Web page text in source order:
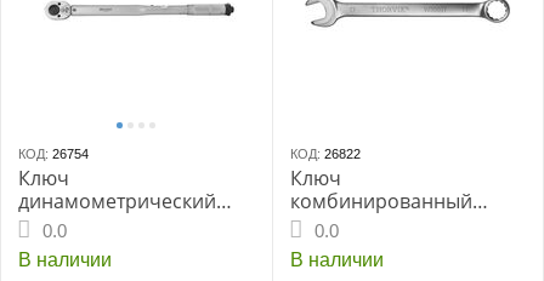
КОД: 26754
Ключ
динамометрический
THORVIK 1/2"DR, 28-210
Нм (TW122821)
0.0
В наличии
КОД: 26822
Ключ
комбинированный
THORVIK 08мм
CrV(W30008)
0.0
В наличии